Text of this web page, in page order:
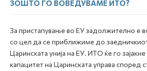
ЗОШТО ГО ВОВЕДУВАМЕ ИТО?
За пристапување во ЕУ задолжително е
со цел да се приближиме до
Царинската унија на ЕУ. ИТО ќе го
капацитет на Царинската управа според